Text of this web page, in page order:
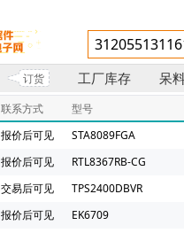
订货 工厂库存 呆
联系方式
型号
报价后可见
STA8089FGA
报价后可见
RTL8367RB-CG
交易后可见
TPS2400DBVR
报价后可见
EK6709